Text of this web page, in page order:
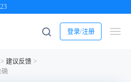
登录/注册
> 建议反馈 >